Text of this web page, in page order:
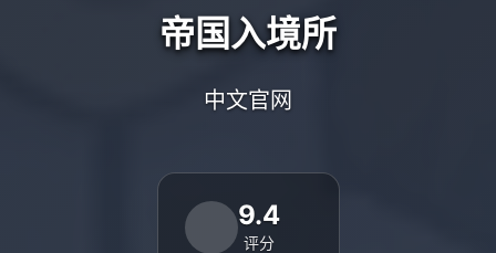
帝国入境所
中文官网
9.4
评分